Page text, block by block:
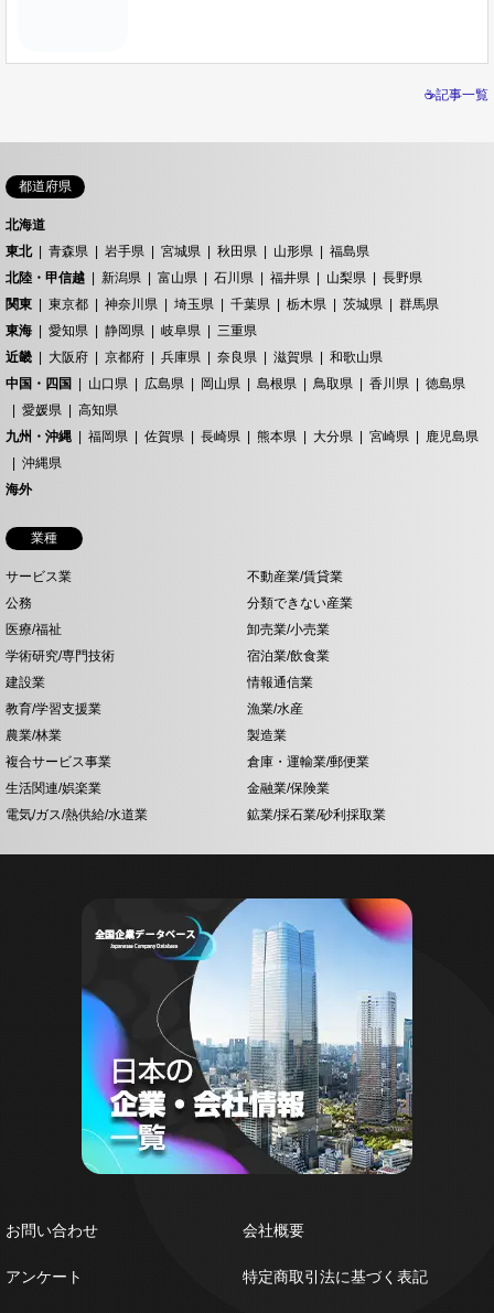
☕記事一覧
都道府県
北海道
東北
青森県 岩手県 宮城県 秋田県 山形県
福島県
北陸・甲信越
新潟県 富山県 石川県 福井県 山梨県
長野県
関東
東京都 神奈川県 埼玉県 千葉県 栃木県 茨城県
群馬県
東海
愛知県 静岡県 岐阜県
三重県
近畿
大阪府 京都府 兵庫県 奈良県 滋賀県
和歌山県
中国・四国
山口県 広島県 岡山県 島根県 鳥取県 香川県
徳島県
愛媛県
高知県
九州・沖縄
福岡県 佐賀県 長崎県 熊本県 大分県 宮崎県
鹿児島県
沖縄県
海外
業種
サービス業
不動産業/賃貸業
公務
分類できない産業
医療/福祉
卸売業/小売業
学術研究/専門技術
宿泊業/飲食業
建設業
情報通信業
教育/学習支援業
漁業/水産
農業/林業
製造業
複合サービス事業
倉庫・運輸業/郵便業
生活関連/娯楽業
金融業/保険業
電気/ガス/熱供給/水道業
鉱業/採石業/砂利採取業
お問い合わせ
アンケート
会社概要
特定商取引法に基づく表記